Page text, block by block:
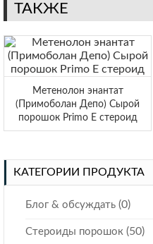
ТАКЖЕ
Метенолон энантат
(Примоболан Депо) Сырой
порошок Primo E стероид
КАТЕГОРИИ ПРОДУКТА
Блог & обсуждать (0)
Стероиды порошок (50)